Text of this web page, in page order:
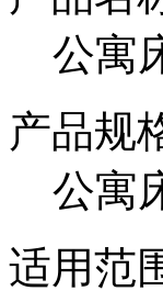
公寓
产品规
公寓
适用范